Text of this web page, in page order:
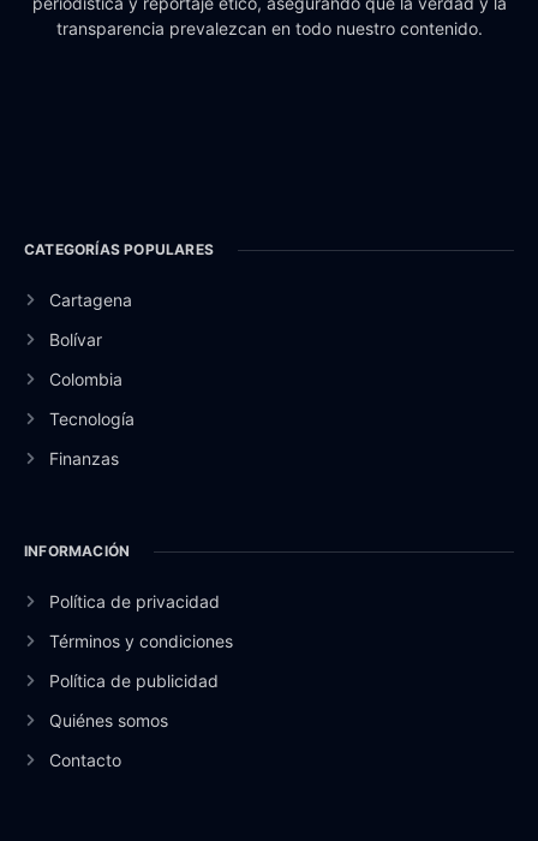
transparencia prevalezcan en todo nuestro contenido.
CATEGORÍAS POPULARES
Cartagena
Bolívar
Colombia
Tecnología
Finanzas
INFORMACIÓN
Política de privacidad
Términos y condiciones
Política de publicidad
Quiénes somos
Contacto